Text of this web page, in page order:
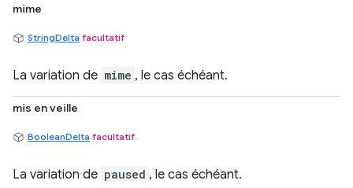
mime
StringDelta facultatif
La variation de mime , le cas échéant.
mis en veille
BooleanDelta facultatif
La variation de paused , le cas échéant.